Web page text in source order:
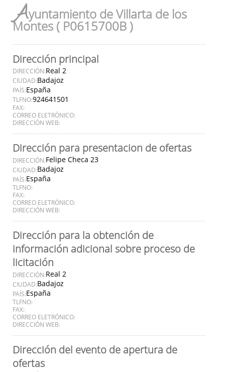
Ayuntamiento de Villarta de los
Montes ( P0615700B )
Dirección principal
DIRECCIÓN:Real 2
CIUDAD:Badajoz
PAÍS:España
TLFNO:924641501
FAX:
CORREO ELETRÓNICO:
DIRECCIÓN WEB:
Dirección para presentacion de ofertas
DIRECCIÓN:Felipe Checa 23
CIUDAD:Badajoz
PAÍS:España
TLFNO:
FAX:
CORREO ELETRÓNICO:
DIRECCIÓN WEB:
Dirección para la obtención de
información adicional sobre proceso de
licitación
DIRECCIÓN:Real 2
CIUDAD:Badajoz
PAÍS:España
TLFNO:
FAX:
CORREO ELETRÓNICO:
DIRECCIÓN WEB:
Dirección del evento de apertura de
ofertas